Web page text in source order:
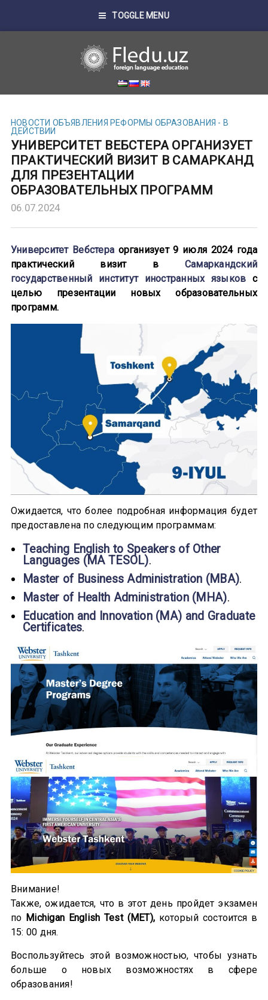
TOGGLE MENU
НОВОСТИ ОБЪЯВЛЕНИЯ РЕФОРМЫ ОБРАЗОВАНИЯ - В
ДЕЙСТВИИ
УНИВЕРСИТЕТ ВЕБСТЕРА ОРГАНИЗУЕТ
ПРАКТИЧЕСКИЙ ВИЗИТ В САМАРКАНД
ДЛЯ ПРЕЗЕНТАЦИИ
ОБРАЗОВАТЕЛЬНЫХ ПРОГРАММ
06.07.2024
Университет Вебстера организует 9 июля 2024 года
практический визит в Самаркандский
государственный институт иностранных языков с
целью презентации новых образовательных
программ.
Ожидается, что более подробная информация будет
предоставлена по следующим программам:
Teaching English to Speakers of Other
Languages (MA TESOL).
Master of Business Administration (MBA).
Master of Health Administration (MHA).
Education and Innovation (MA) and Graduate
Certificates.
Внимание!
Также, ожидается, что в этот день пройдет экзамен
по Michigan English Test (MET), который состоится в
15: 00 дня.
Воспользуйтесь этой возможностью, чтобы узнать
больше о новых возможностях в сфере
образования!